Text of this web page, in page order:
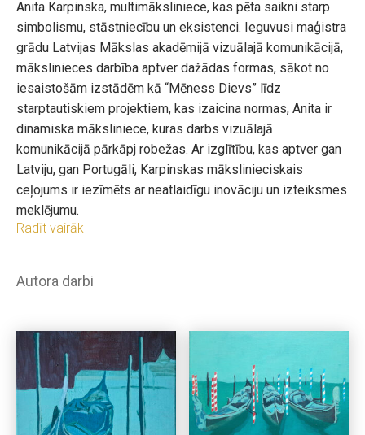
Anita Karpinska, multimāksliniece, kas pēta saikni starp
simbolismu, stāstniecību un eksistenci. Ieguvusi maģistra
grādu Latvijas Mākslas akadēmijā vizuālajā komunikācijā,
mākslinieces darbība aptver dažādas formas, sākot no
iesaistošām izstādēm kā “Mēness Dievs” līdz
starptautiskiem projektiem, kas izaicina normas, Anita ir
dinamiska māksliniece, kuras darbs vizuālajā
komunikācijā pārkāpj robežas. Ar izglītību, kas aptver gan
Latviju, gan Portugāli, Karpinskas mākslinieciskais
ceļojums ir iezīmēts ar neatlaidīgu inovāciju un izteiksmes
meklējumu.
Karpinskas mākslinieciskā pētniecība ietver dažādas
video, instalācijas un grafikas dizainu. Viņas radošais
spēks izpaužas darbu klāstā, ko reprezentē gan solo, gan
Anatomist: Factory of Human Body” un “Ja/Neatkarība”
liecina par viņas spēju iesaistīties dažādās tēmās,
veidojot stāstus, kas intriģē un rosina pārdomas.
Piedalījusies izstādēs gan Latvijā, gan citās Eiropas
valstīs.
Radīt vairāk
Autora darbi